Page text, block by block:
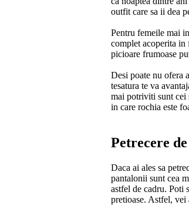
outfit care sa ii dea
Pentru femeile mai
complet acoperita in
picioare frumoase
Desi poate nu ofera
tesatura te va
mai potriviti sunt cei
in care rochia este
Petrecere
Daca ai ales sa
pantalonii sunt cea
astfel de cadru. Poti
pretioase. Astfel, vei